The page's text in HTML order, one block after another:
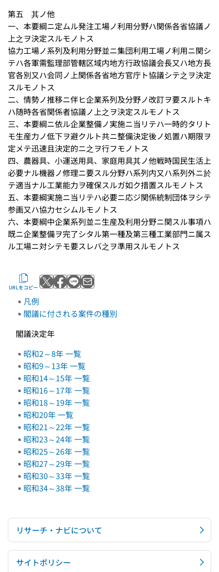
凡例
閣議に付される案件の種別
閣議決定年
昭和2～8年 一覧
昭和9～13年 一覧
昭和14～15年 一覧
昭和16～17年 一覧
昭和18～19年 一覧
昭和20年 一覧
昭和21～22年 一覧
昭和23～24年 一覧
昭和25～26年 一覧
昭和27～29年 一覧
昭和30～33年 一覧
昭和34～38年 一覧
第五 其ノ他
一、本要綱ニ定ムル発注工場ノ利用分野ハ関係各省協議ノ
上之ヲ決定スルモノトス
協力工場ノ系列及利用分野並ニ集団利用工場ノ利用ニ関シ
テハ各軍需監理部管轄区域内地方行政協議会長又ハ地方長
官各別又ハ会同ノ上関係各省地方官庁ト協議シテ之ヲ決定
スルモノトス
二、情勢ノ推移ニ伴ヒ企業系列及分野ノ改訂ヲ要スルトキ
ハ随時各省関係者協議ノ上之ヲ決定スルモノトス
三、本要綱ニ依ル企業整備ノ実施ニ当リテハ一時的タリト
モ生産力ノ低下ヲ避クルト共ニ整備決定後ノ処置ハ期限ヲ
定メテ迅速且決定的ニ之ヲ行フモノトス
四、農器具、小運送用具、家庭用具其ノ他戦時国民生活上
必要ナル機器ノ修理ニ要スル分野ハ系列内又ハ系列外ニ於
テ適当ナル工業能力ヲ確保スルガ如ク措置スルモノトス
五、本要綱実施ニ当リテハ必要ニ応ジ関係統制団体ヲシテ
参画又ハ協力セシムルモノトス
六、本要綱中企業系列並ニ生産及利用分野ニ関スル事項ハ
既ニ企業整備ヲ完了シタル第一種及第三種工業部門ニ属ス
ル工場ニ対シテモ要スレバ之ヲ準用スルモノトス
URLをコピー Xでポストする
Facebookでシェアする
LINEで送る
メールで送る
リサーチ・ナビについて
サイトポリシー